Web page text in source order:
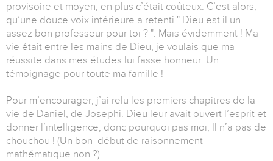
provisoire et moyen, en plus c’était coûteux. C’est alors,
qu’une douce voix intérieure a retenti " Dieu est il un
assez bon professeur pour toi ? ". Mais évidemment ! Ma
vie était entre les mains de Dieu, je voulais que ma
réussite dans mes études lui fasse honneur. Un
témoignage pour toute ma famille !
Pour m’encourager, j’ai relu les premiers chapitres de la
vie de Daniel, de Josephi. Dieu leur avait ouvert l’esprit et
donner l’intelligence, donc pourquoi pas moi, Il n’a pas de
chouchou ! (Un bon début de raisonnement
mathématique non ?)